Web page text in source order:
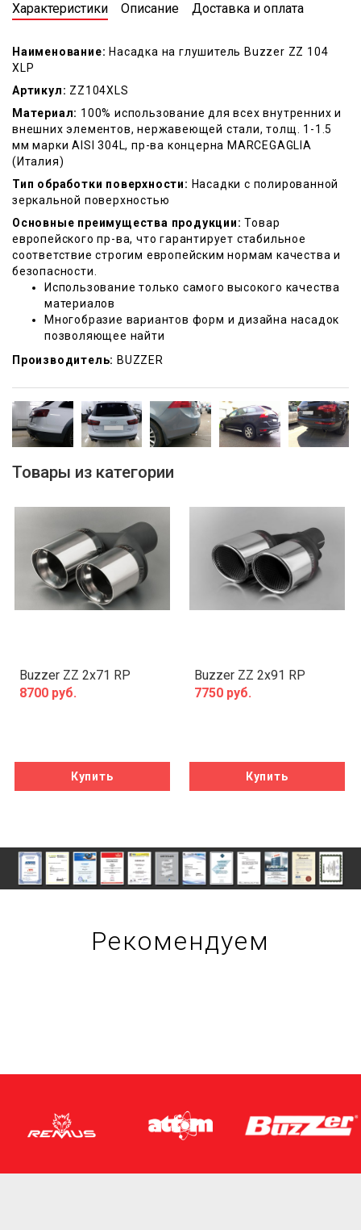
Характеристики Описание Доставка и оплата
Наименование: Насадка на глушитель Buzzer ZZ 104
XLP
Артикул: ZZ104XLS
Материал: 100% использование для всех внутренних и
внешних элементов, нержавеющей стали, толщ. 1-1.5
мм марки AISI 304L, пр-ва концерна MARCEGAGLIA
(Италия)
Тип обработки поверхности: Насадки с полированной
зеркальной поверхностью
Основные преимущества продукции: Товар
европейского пр-ва, что гарантирует стабильное
соответствие строгим европейским нормам качества и
безопасности.
Использование только самого высокого качества
материалов
Многобразие вариантов форм и дизайна насадок
позволяющее найти
Производитель: BUZZER
Товары из категории
Buzzer ZZ 2x71 RP
8700 руб.
Buzzer ZZ 2x91 RP
7750 руб.
Рекомендуем